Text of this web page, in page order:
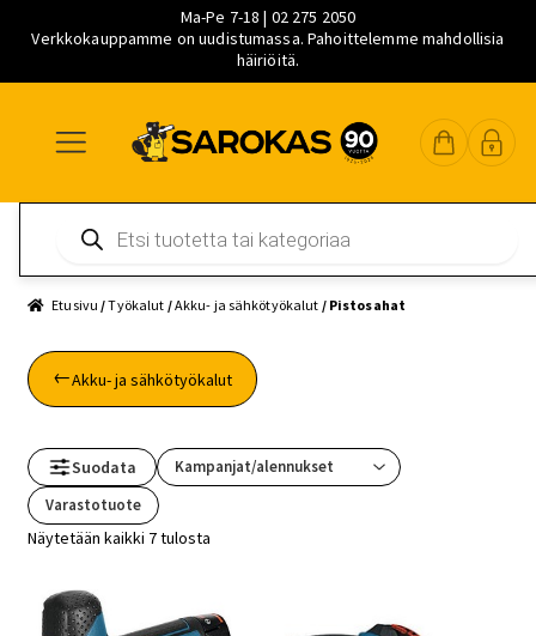
Ma-Pe 7-18 | 02 275 2050
Verkkokauppamme on uudistumassa. Pahoittelemme mahdollisia
häiriöitä.
navigointiin
sisältöön
pääsisältöön
search
Etusivu /Työkalut /Akku- ja sähkötyökalut / Pistosahat
Akku- ja sähkötyökalut
Suodata
Varastotuote
Näytetään kaikki 7 tulosta